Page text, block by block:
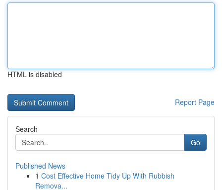
HTML is disabled
Report Page
Search
Go
Published News
1 Cost Effective Home Tidy Up With Rubbish
Remova...